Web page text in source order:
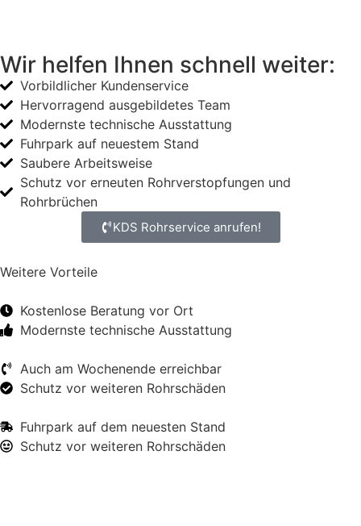
Wir helfen Ihnen schnell weiter:
Vorbildlicher Kundenservice
Hervorragend ausgebildetes Team
Modernste technische Ausstattung
Fuhrpark auf neuestem Stand
Saubere Arbeitsweise
Schutz vor erneuten Rohrverstopfungen und
Rohrbrüchen
KDS Rohrservice anrufen!
Weitere Vorteile
Kostenlose Beratung vor Ort
Modernste technische Ausstattung
Auch am Wochenende erreichbar
Schutz vor weiteren Rohrschäden
Fuhrpark auf dem neuesten Stand
Schutz vor weiteren Rohrschäden